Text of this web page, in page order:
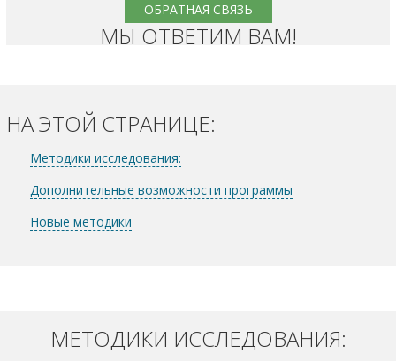
ОБРАТНАЯ СВЯЗЬ
МЫ ОТВЕТИМ ВАМ!
НА ЭТОЙ СТРАНИЦЕ:
Методики исследования:
Дополнительные возможности программы
Новые методики
МЕТОДИКИ ИССЛЕДОВАНИЯ: